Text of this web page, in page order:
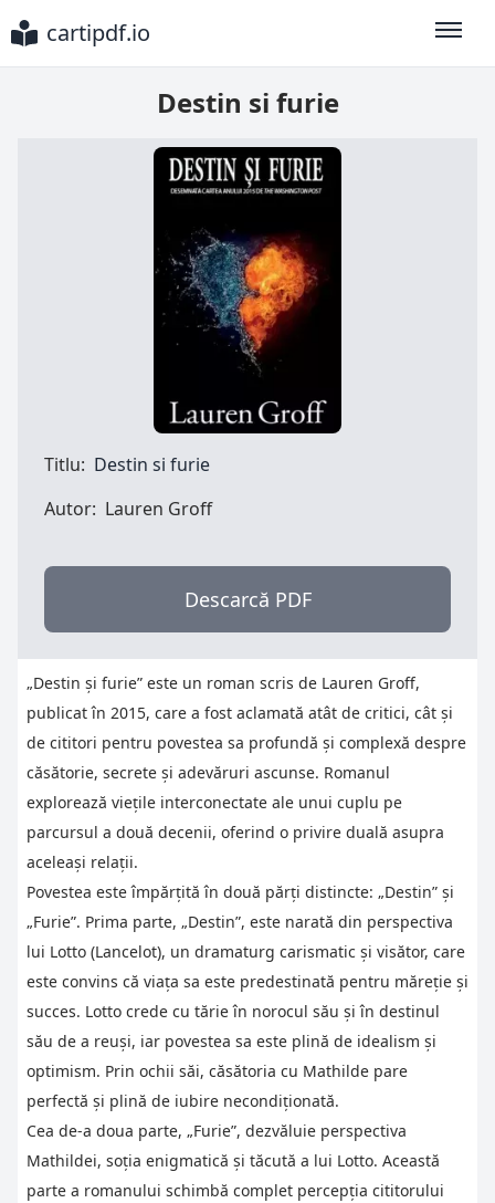
cartipdf.io
Destin si furie
Titlu: Destin si furie
Autor: Lauren Groff
Descarcă PDF
„Destin și furie” este un roman scris de Lauren Groff,
publicat în 2015, care a fost aclamată atât de critici, cât și
de cititori pentru povestea sa profundă și complexă despre
căsătorie, secrete și adevăruri ascunse. Romanul
explorează viețile interconectate ale unui cuplu pe
parcursul a două decenii, oferind o privire duală asupra
aceleași relații.
Povestea este împărțită în două părți distincte: „Destin” și
„Furie”. Prima parte, „Destin”, este narată din perspectiva
lui Lotto (Lancelot), un dramaturg carismatic și visător, care
este convins că viața sa este predestinată pentru măreție și
succes. Lotto crede cu tărie în norocul său și în destinul
său de a reuși, iar povestea sa este plină de idealism și
optimism. Prin ochii săi, căsătoria cu Mathilde pare
perfectă și plină de iubire necondiționată.
Cea de-a doua parte, „Furie”, dezvăluie perspectiva
Mathildei, soția enigmatică și tăcută a lui Lotto. Această
parte a romanului schimbă complet percepția cititorului